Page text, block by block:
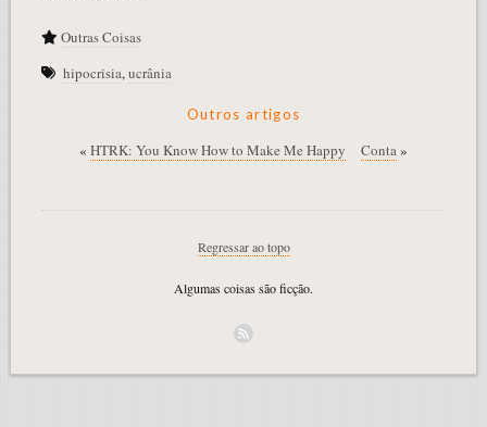
Outras Coisas
hipocrisia,ucrânia
Outros artigos
« HTRK: You Know How to Make Me Happy Conta»
Regressar ao topo
Algumas coisas são ficção.